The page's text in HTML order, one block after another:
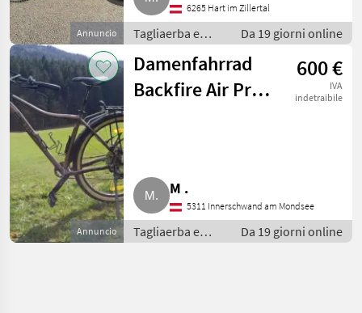
Annuncio
6265 Hart im Zillertal
Tagliaerba e
macchine da
giardinaggio /
Attrezzatura
sportiva
Da 19 giorni online
Annuncio
Damenfahrrad
Backfire Air Pro
600 €
IVA
indetraibile
M .
5311 Innerschwand am Mondsee
Tagliaerba e
macchine da
Da 19 giorni online